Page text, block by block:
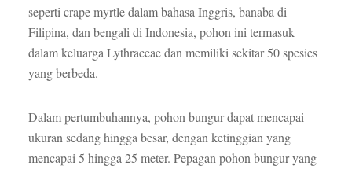
seperti crape myrtle dalam bahasa Inggris, banaba di
Filipina, dan bengali di Indonesia, pohon ini termasuk
dalam keluarga Lythraceae dan memiliki sekitar 50 spesies
yang berbeda.
Dalam pertumbuhannya, pohon bungur dapat mencapai
ukuran sedang hingga besar, dengan ketinggian yang
mencapai 5 hingga 25 meter. Pepagan pohon bungur yang